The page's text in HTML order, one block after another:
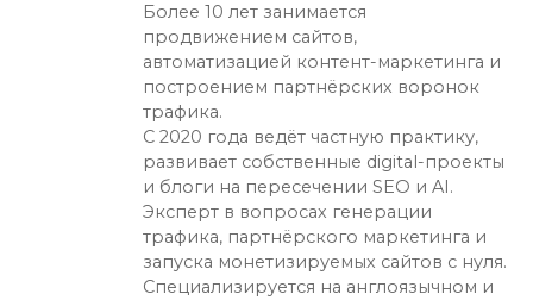
Более 10 лет занимается
продвижением сайтов,
автоматизацией контент-маркетинга и
построением партнёрских воронок
трафика.
С 2020 года ведёт частную практику,
развивает собственные digital-проекты
и блоги на пересечении SEO и AI.
Эксперт в вопросах генерации
трафика, партнёрского маркетинга и
запуска монетизируемых сайтов с нуля.
Специализируется на англоязычном и